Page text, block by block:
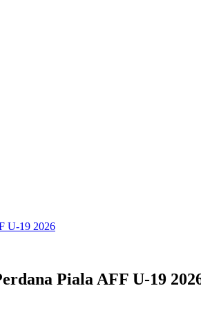
U-19 2026
Piala AFF U-19